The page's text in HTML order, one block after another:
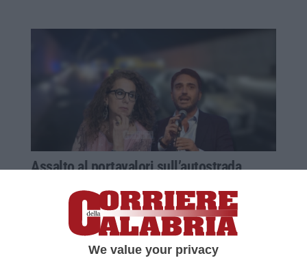
We value your privacy
Assalto al portavalori sull’autostrada,
Il Pd con Irto chiede maggiore attenzione
dallo Stato. La replica della Ferro: siete stati
voi a diminuire la sicurezza